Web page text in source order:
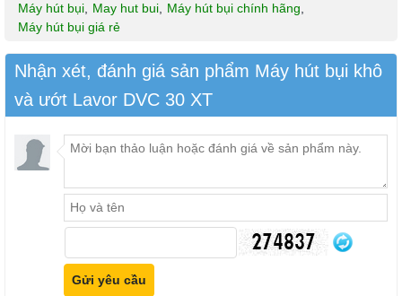
Máy hút bụi, May hut bui, Máy hút bụi chính hãng,
Máy hút bụi giá rẻ
Nhận xét, đánh giá sản phẩm Máy hút bụi khô
và ướt Lavor DVC 30 XT